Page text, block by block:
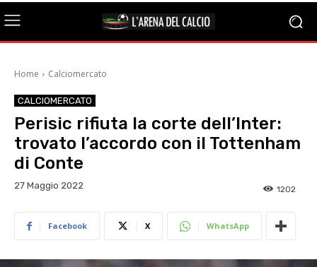
Home Calciomercato
CALCIOMERCATO
Perisic rifiuta la corte dell’Inter:
trovato l’accordo con il Tottenham
di Conte
27 Maggio 2022 1202
Facebook X WhatsApp